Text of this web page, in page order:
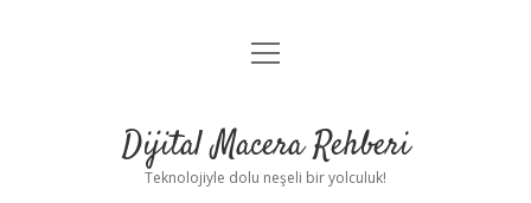
Anasayfa
Yasal Uyarı
menüyü
Dijital Macera Rehberi
Teknolojiyle dolu neşeli bir yolculuk!